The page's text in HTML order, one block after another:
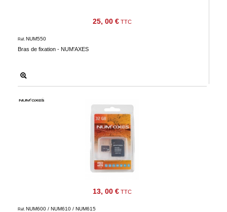
25, 00 € TTC
Bras de fixation - NUM'AXES
Réf. NUM550
13, 00 € TTC
Réf. NUM600 / NUM610 / NUM615